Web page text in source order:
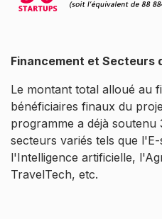
Financement et Secteurs
Le montant total alloué au
bénéficiaires finaux du
programme a déjà soutenu
secteurs variés tels que
l'Intelligence artificielle,
TravelTech, etc.